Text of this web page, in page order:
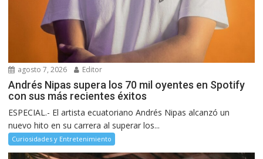
agosto 7, 2026 Editor
Andrés Nipas supera los 70 mil oyentes en Spotify
con sus más recientes éxitos
ESPECIAL.- El artista ecuatoriano Andrés Nipas alcanzó un
nuevo hito en su carrera al superar los...
Curiosidades y Entretenimiento